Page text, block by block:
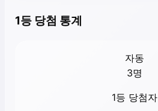
1등 당첨 통계
자동
3명
1등 당첨자